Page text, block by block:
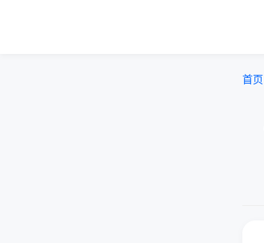
首页